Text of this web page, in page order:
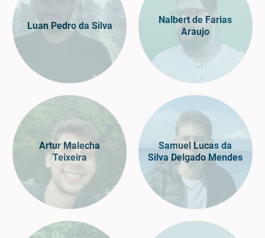
Luan Pedro da Silva
Nalbert de Farias
Araujo
Artur Malecha
Teixeira
Samuel Lucas da
Silva Delgado Mendes